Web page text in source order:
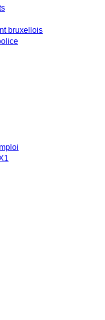
bruxellois